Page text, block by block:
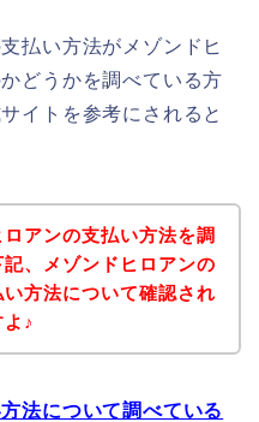
払い方法がメゾンドヒ
どうかを調べている方
イトを参考にされると
アンの支払い方法を調
、メゾンドヒロアンの
方法について確認され
♪
法について調べている